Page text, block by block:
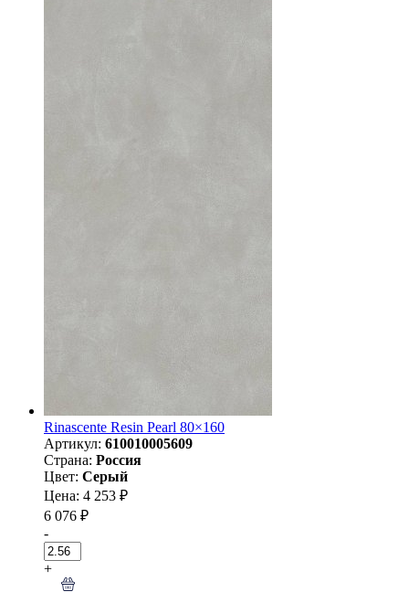
Rinascente Resin Pearl 80×160
Артикул: 610010005609
Страна: Россия
Цвет: Серый
Цена: 4 253 ₽
6 076 ₽
-
+